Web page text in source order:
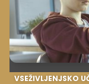
VSEŽIVLJENJSKO